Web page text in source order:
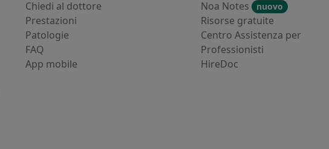
Chiedi al dottore
Prestazioni
Patologie
FAQ
App mobile
Noa Notes
nuovo
Risorse gratuite
Centro Assistenza per
Professionisti
HireDoc